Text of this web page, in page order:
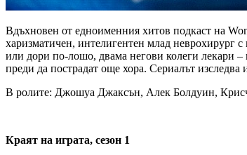
Вдъхновен от едноименния хитов подкаст на
харизматичен, интелигентен млад неврохирург
или дори по-лошо, двама негови колеги лекари
преди да пострадат още хора. Сериалът
В ролите: Джошуа Джаксън, Алек Болдуин,
Краят на играта, сезон 1